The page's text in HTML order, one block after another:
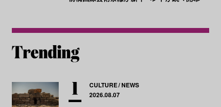
CULTURE NEWS
2026.08.07